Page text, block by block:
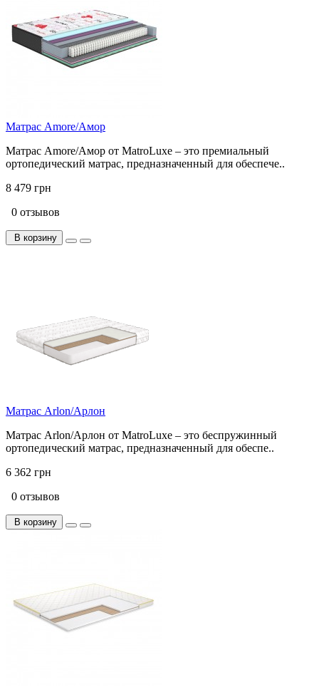
Матрас Amore/Амор
Матрас Amore/Амор от MatroLuxe – это премиальный
ортопедический матрас, предназначенный для обеспече..
8 479 грн
0 отзывов
В корзину
Матрас Arlon/Арлон
Матрас Arlon/Арлон от MatroLuxe – это беспружинный
ортопедический матрас, предназначенный для обеспе..
6 362 грн
0 отзывов
В корзину